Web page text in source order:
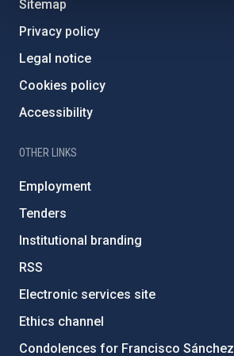
Sitemap
Privacy policy
Legal notice
Cookies policy
Accessibility
OTHER LINKS
Employment
Tenders
Institutional branding
RSS
Electronic services site
Ethics channel
Condolences for Francisco Sánchez